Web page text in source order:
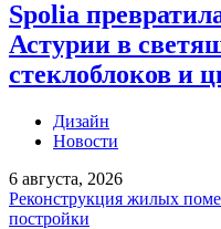
Spolia
Астурии в
стеклоблоков и
Дизайн
Новости
6 августа, 2026
Реконструкция жилых
постройки